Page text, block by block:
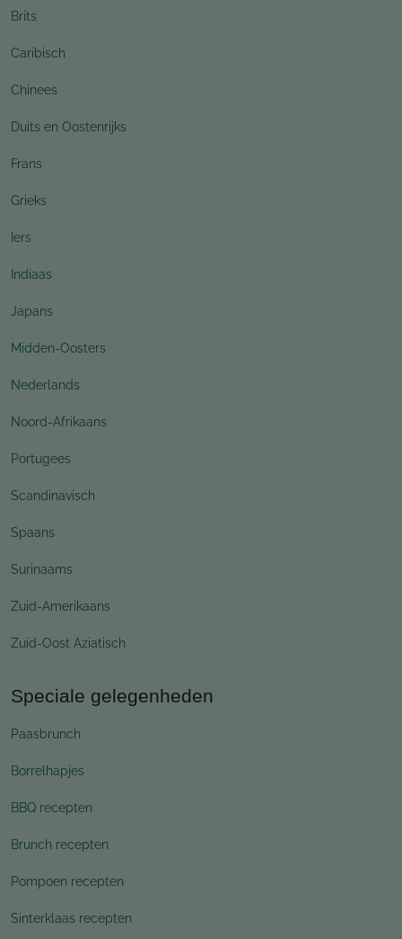
Brits
Caribisch
Chinees
Duits en Oostenrijks
Frans
Grieks
Iers
Indiaas
Japans
Midden-Oosters
Nederlands
Noord-Afrikaans
Portugees
Scandinavisch
Spaans
Surinaams
Zuid-Amerikaans
Zuid-Oost Aziatisch
Speciale gelegenheden
Paasbrunch
Borrelhapjes
BBQ recepten
Brunch recepten
Pompoen recepten
Sinterklaas recepten